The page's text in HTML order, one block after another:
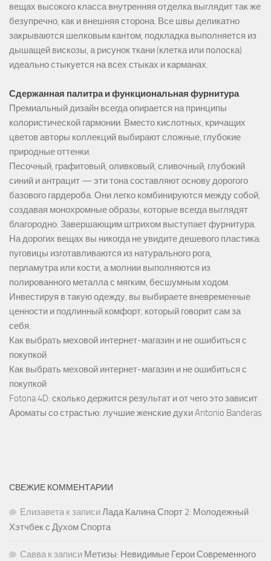
вещах высокого класса внутренняя отделка выглядит так же
безупречно, как и внешняя сторона. Все швы деликатно
закрываются шелковым кантом, подкладка выполняется из
дышащей вискозы, а рисунок ткани (клетка или полоска)
идеально стыкуется на всех стыках и карманах.
Сдержанная палитра и функциональная фурнитура
Премиальный дизайн всегда опирается на принципы
колористической гармонии. Вместо кислотных, кричащих
цветов авторы коллекций выбирают сложные, глубокие
природные оттенки.
Песочный, графитовый, оливковый, сливочный, глубокий
синий и антрацит — эти тона составляют основу дорогого
базового гардероба. Они легко комбинируются между собой,
создавая монохромные образы, которые всегда выглядят
благородно. Завершающим штрихом выступает фурнитура.
На дорогих вещах вы никогда не увидите дешевого пластика:
пуговицы изготавливаются из натурального рога,
перламутра или кости, а молнии выполняются из
полированного металла с мягким, бесшумным ходом.
Инвестируя в такую одежду, вы выбираете вневременные
ценности и подлинный комфорт, который говорит сам за
себя.
Как выбрать меховой интернет-магазин и не ошибиться с
покупкой
Как выбрать меховой интернет-магазин и не ошибиться с
покупкой
Fotona 4D: сколько держится результат и от чего это зависит
Ароматы со страстью: лучшие женские духи Antonio Banderas
СВЕЖИЕ КОММЕНТАРИИ
Елизаветак записиЛада Калина Спорт 2: Молодежный
Хэтчбек с Духом Спорта
Саввак записи Метизы: Невидимые Герои Современного